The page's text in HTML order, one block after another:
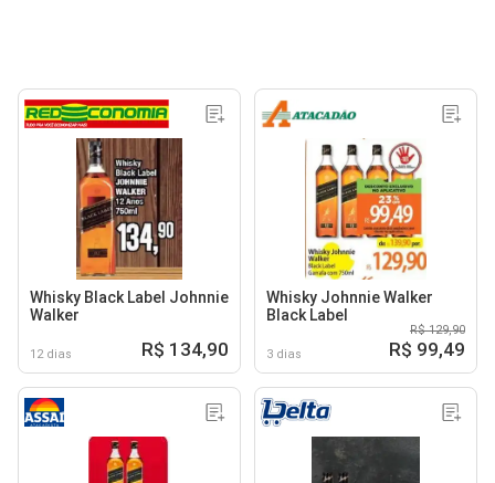
Whisky Black Label Johnnie
Walker
12 dias R$ 134,90
Whisky Johnnie Walker
Black Label
3 dias
R$ 129,90
R$ 99,49